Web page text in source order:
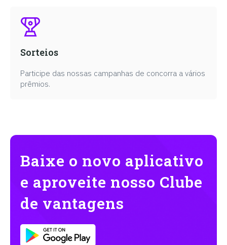
Sorteios
Participe das nossas campanhas de concorra a vários
prêmios.
Baixe o novo aplicativo
e aproveite nosso Clube
de vantagens